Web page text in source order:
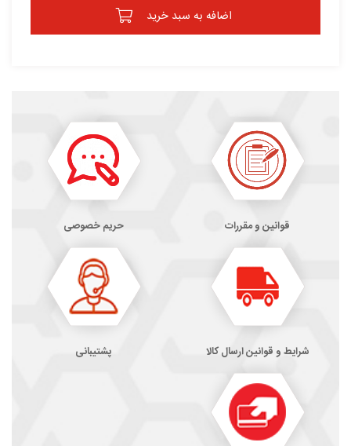
اضافه به سبد خرید
قوانین و مقررات حریم خصوصی
شرایط و قوانین ارسال کالا پشتیبانی